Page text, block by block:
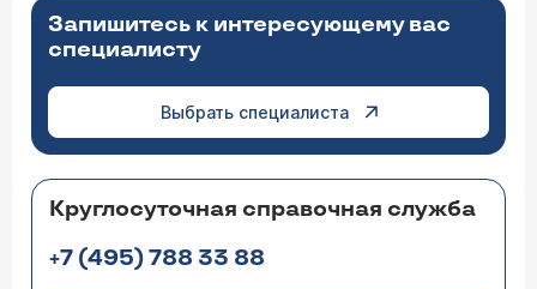
Запишитесь к интересующему вас
специалисту
Выбрать специалиста
Круглосуточная справочная служба
+7 (495) 788 33 88